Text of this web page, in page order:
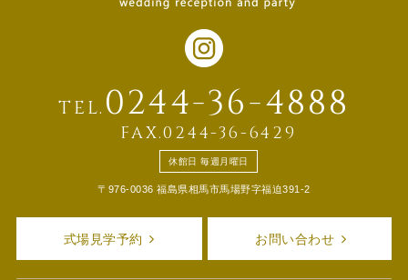
TEL. 0244-36-4888
FAX.0244-36-6429
休館日 毎週月曜日
〒976-0036 福島県相馬市馬場野字福迫391-2
式場見学予約 お問い合わせ